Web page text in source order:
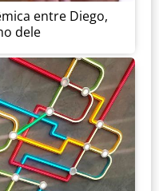
entre Diego,
dele